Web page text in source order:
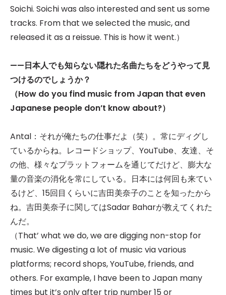
Soichi. Soichi was also interested and sent us some
tracks. From that we selected the music, and
released it as a reissue. This is how it went.）
——日本人でも知らない隠れた名曲たちをどうやって見
つけるのでしょうか？
（How do you find music from Japan that even
Japanese people don’t know about?）
Antal：それが俺たちの仕事だよ（笑）。常にディグし
ているからね。レコードショップ、YouTube、友達、そ
の他、様々なプラットフォームを通じてだけど、膨大な
量の音楽の消化を常にしている。日本には何回も来てい
るけど、15回目くらいに吉田美奈子のことを知ったから
ね。吉田美奈子に関してはSadar Baharが教えてくれた
んだ。
（That’ what we do, we are digging non-stop for
music. We digesting a lot of music via various
platforms; record shops, YouTube, friends, and
others. For example, I have been to Japan many
times but it’s only after trip number 15 or